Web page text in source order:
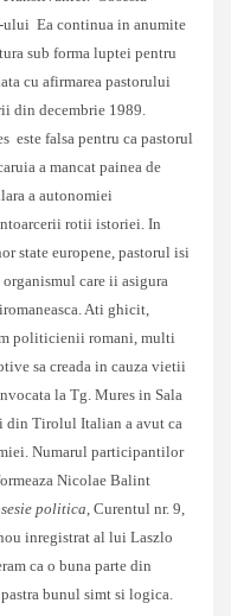
ului Ea continua in anumite
sub forma luptei pentru
cu afirmarea pastorului
din decembrie 1989.
este falsa pentru ca pastorul
a mancat painea de
a autonomiei
rotii istoriei. In
state europene, pastorul isi
organismul care ii asigura
Ati ghicit,
politicienii romani, multi
sa creada in cauza vietii
la Tg. Mures in Sala
din Tirolul Italian a avut ca
Numarul participantilor
Nicolae Balint
politica, Curentul nr. 9,
inregistrat al lui Laszlo
ca o buna parte din
bunul simt si logica.